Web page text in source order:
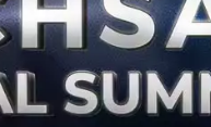
หรือ security
และ data
ชีวิตเข้ากับฟังก์ชันของอ